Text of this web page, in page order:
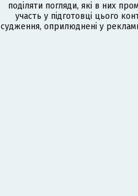
поділяти погляди, які в них
участь у підготовці цього
судження, оприлюднені у